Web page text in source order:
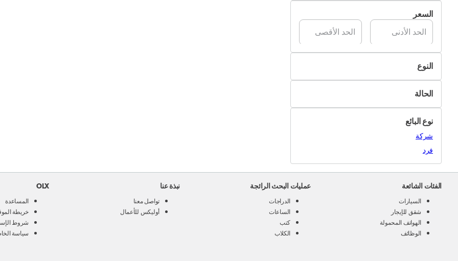
متوفرالسعر
النوع
الحقائب
الأحزمة
النظارات
الحالة
جديد
مستعملنوع البائع
شركة
فرد
الفئات الشائعة
السيارات
شقق للإيجار
الهواتف المحمولة
الوظائف
عمليات البحث الرائجة
الدراجات
الساعات
كتب
الكلاب
نبذة عنا
تواصل معنا
أوليكس للأعمال
OLX
المساعدة
خريطة
شروط
سياسة